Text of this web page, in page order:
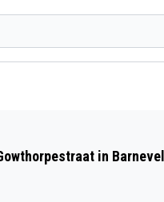
45 DE
in